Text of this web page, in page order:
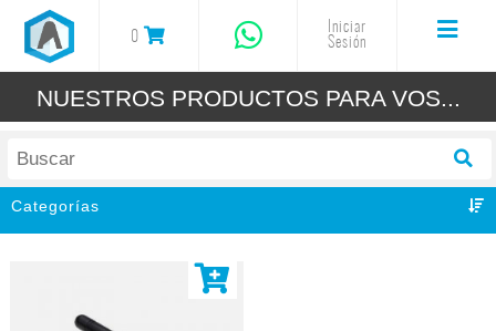
0
Iniciar
Sesión
NUESTROS PRODUCTOS PARA VOS...
Categorías
Filamentos 3D